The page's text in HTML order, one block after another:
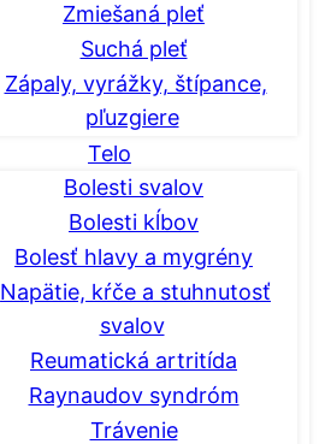
Zmiešaná pleť
Suchá pleť
Zápaly, vyrážky, štípance,
pľuzgiere
Telo
Bolesti svalov
Bolesti kĺbov
Bolesť hlavy a mygrény
Napätie, kŕče a stuhnutosť
svalov
Reumatická artritída
Raynaudov syndróm
Trávenie